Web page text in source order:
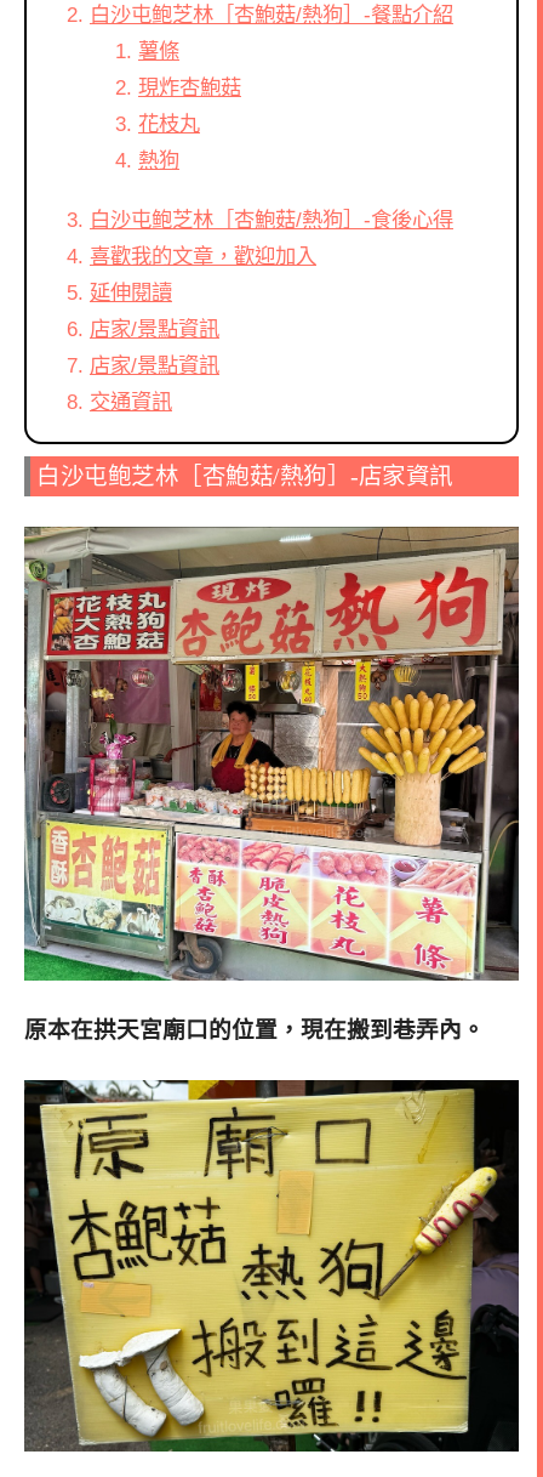
白沙屯鲍芝林［杏鮑菇/熱狗］-餐點介紹
薯條
現炸杏鮑菇
花枝丸
熱狗
白沙屯鲍芝林［杏鮑菇/熱狗］-食後心得
喜歡我的文章，歡迎加入
延伸閱讀
店家/景點資訊
店家/景點資訊
交通資訊
白沙屯鲍芝林［杏鮑菇/熱狗］-店家資訊
原本在拱天宮廟口的位置，現在搬到巷弄內。